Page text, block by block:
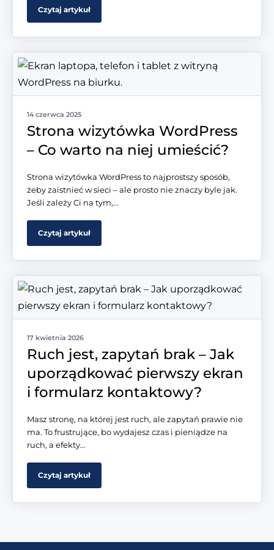
Czytaj artykuł
14 czerwca 2025
Strona wizytówka WordPress
– Co warto na niej umieścić?
Strona wizytówka WordPress to najprostszy sposób,
żeby zaistnieć w sieci – ale prosto nie znaczy byle jak.
Jeśli zależy Ci na tym,...
Czytaj artykuł
17 kwietnia 2026
Ruch jest, zapytań brak – Jak
uporządkować pierwszy ekran
i formularz kontaktowy?
Masz stronę, na której jest ruch, ale zapytań prawie nie
ma. To frustrujące, bo wydajesz czas i pieniądze na
ruch, a efekty...
Czytaj artykuł